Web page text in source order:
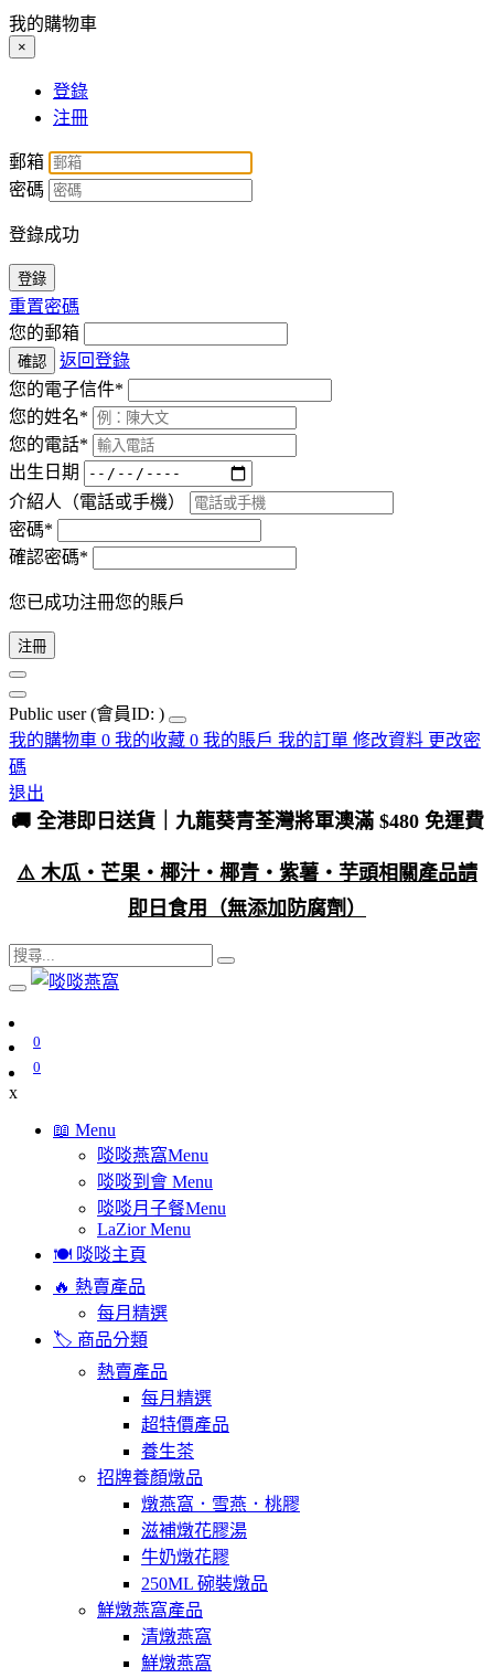
我的購物車
×
登錄
注冊
郵箱
密碼
登錄成功
登錄
重置密碼
您的郵箱
確認
返回登錄
您的電子信件*
您的姓名*
您的電話*
出生日期
介紹人（電話或手機）
密碼*
確認密碼*
您已成功注冊您的賬戶
注冊
Public user (會員ID: )
我的購物車 0 我的收藏 0 我的賬戶 我的訂單 修改資料 更改密
碼
退出
🚚 全港即日送貨｜九龍葵青荃灣將軍澳滿 $480 免運費
⚠️ 木瓜・芒果・椰汁・椰青・紫薯・芋頭相關產品請
即日食用（無添加防腐劑）
0
0
x
📖 Menu
啖啖燕窩Menu
啖啖到會 Menu
啖啖月子餐Menu
LaZior Menu
🍽️ 啖啖主頁
🔥 熱賣產品
每月精選
🏷️ 商品分類
熱賣產品
每月精選
超特價產品
養生茶
招牌養顏燉品
燉燕窩．雪燕．桃膠
滋補燉花膠湯
牛奶燉花膠
250ML 碗裝燉品
鮮燉燕窩產品
清燉燕窩
鮮燉燕窩